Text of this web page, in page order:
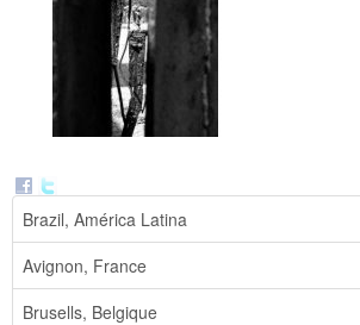
Brazil, América Latina
Avignon, France
Brusells, Belgique